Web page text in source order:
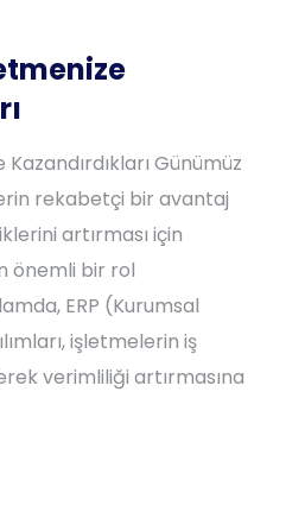
Günümüz
rekabetçi bir avantaj
artırması için
önemli bir rol
ERP (Kurumsal
işletmelerin iş
verimliliği artırmasına